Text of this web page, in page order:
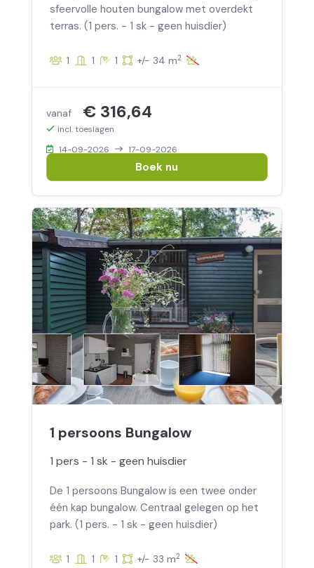
sfeervolle houten bungalow met overdekt
terras. (1 pers. - 1 sk - geen huisdier)
1 1 1 +/- 34 m2
vanaf € 316,64
incl. toeslagen
14-09-2026
17-09-2026
Boek nu
1 persoons Bungalow
1 pers - 1 sk - geen huisdier
De 1 persoons Bungalow is een twee onder
één kap bungalow. Centraal gelegen op het
park. (1 pers. - 1 sk - geen huisdier)
1 1 1 +/- 33 m2